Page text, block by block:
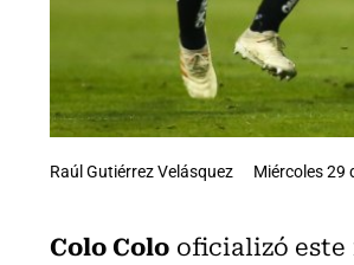
Raúl Gutiérrez Velásquez Miércoles 29
Colo Colo oficializó este